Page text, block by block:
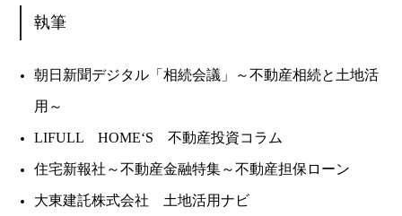
執筆
朝日新聞デジタル「相続会議」～不動産相続と土地活
用～
LIFULL HOME‘S 不動産投資コラム
住宅新報社～不動産金融特集～不動産担保ローン
大東建託株式会社 土地活用ナビ